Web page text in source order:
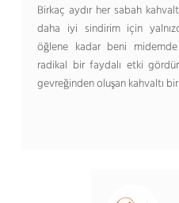
Birkaç aydır her sabah
daha iyi sindirim için
öğlene kadar beni
radikal bir faydalı etki
gevreğinden oluşan kahvaltı